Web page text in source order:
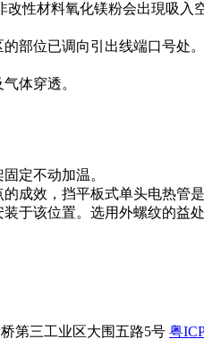
性材料氧化镁粉会出現吸
部位已调向引出线端口号处。
体穿透。
定不动加温。
效，挡平板式单头电热管
于该位置。选用外螺纹的益
第三工业区大围五路5号 粤